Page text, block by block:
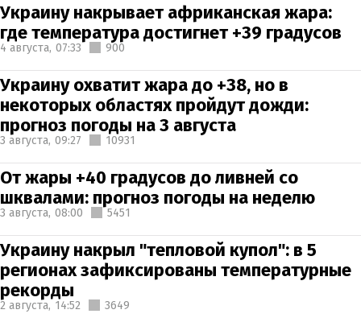
Украину накрывает африканская жара:
где температура достигнет +39 градусов
4 августа, 07:33 900
Украину охватит жара до +38, но в
некоторых областях пройдут дожди:
прогноз погоды на 3 августа
3 августа, 09:27 10931
От жары +40 градусов до ливней со
шквалами: прогноз погоды на неделю
3 августа, 08:00 5451
Украину накрыл "тепловой купол": в 5
регионах зафиксированы температурные
рекорды
2 августа, 14:52 3649